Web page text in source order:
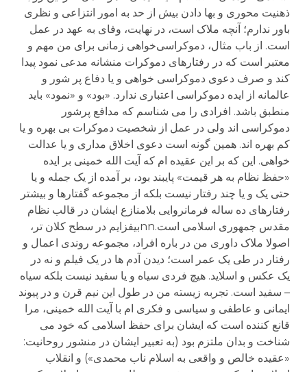
ذهنیت محوری و بها دادن بیش از حد به امور انتزاعی و نظری
باور ندارم؛ آنچه ملاک است، در نهایت، وفای به عهد در عمل
است. از باب مثال، دموکراسی‌خواهی زمانی برای من مهم و
معتبر است که در رفتارهای دموکرات منشانه مدعی نمود پیدا
کند و صرف دعوی دموکراسی خواهی و یا دفاع پر شور و
عالمانه از ایده دموکراسی اعتباری ندارد. «بود» و «نمود» باید
منطبق باشد. افرادی را می شناسم که مدافع پرشور
دموکراسی اند ولی در عمل از شخصیت دموکرات بی بهره و یا
کم بهره اند. همین گونه است دعوی اخلاق مداری و یا عدالت
خواهی. این که بر این عقیده ام که آیت الله خمینی بر ایده
«حفظ نظام به هر قیمت» پایبند بود، بر آمده از یک جمله و یا
حتی یک و یا چند رفتار نیست بلکه از مجموعه گفتارها و بیشتر
رفتارهای ده ساله فرمانروایی بلامنازع ایشان در قالب نظام
مقدس جمهوری اسلامی است.nnبیفزایم در سطح کلان تر،
اصولا ملاک داوری من در باره افراد، مجموعه روندی اعمال و
رفتار در طی یک عمر است؛ دیدن آدم ها در یک فیلم و نه در
یک عکس و اسلاید. هیچ فردی سیاه و یا سفید نیست بلکه سیاه
– سفید است. تجربه زیسته من در طول این نیم قرن و در پیوند
ایمانی و عاطفی و سیاسی و فکری ام با آیت الله خمینی، مرا
قانع کننده است که ایشان برای حفظ اسلامی که خود می
شناخت و بدان ملتزم بود (به تعبیر ایشان در منشور روحانیت:
«عقیده خالص و واقعی به اسلام ناب محمدی») و انقلاب